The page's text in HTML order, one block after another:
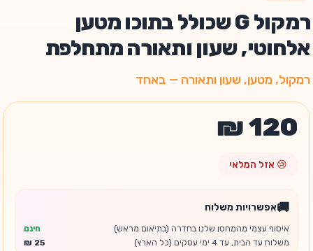
רמקול G שכולל בתוכו מטען
אלחוטי, שעון ותאורה מתחלפת
רמקול, מטען, שעון ותאורה — באחד
😢 אזל המלאי
🚚אפשרויות משלוח
איסוף עצמי מהמחסן שלנו בחדרה (בתיאום מראש)
חינם
משלוח עד הבית, עד 4 ימי עסקים (כל הארץ)